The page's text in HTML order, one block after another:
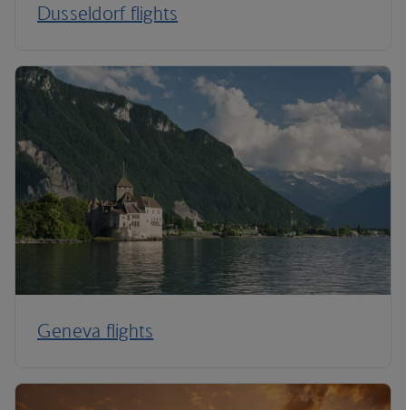
Dusseldorf flights
Geneva flights